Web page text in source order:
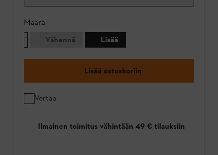
Määrä
Vähennä
Lisää
Lisää ostoskoriin
Vertaa
Ilmainen toimitus vähintään 49 € tilauksiin